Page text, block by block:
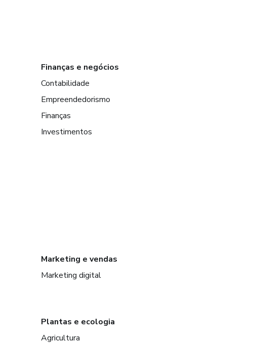
Finanças e negócios
Contabilidade
Empreendedorismo
Finanças
Investimentos
Marketing e vendas
Marketing digital
Plantas e ecologia
Agricultura